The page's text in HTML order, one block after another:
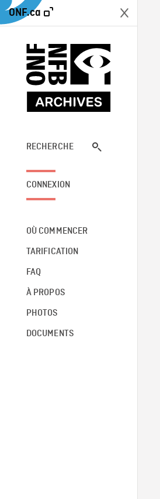
ONF.ca
RECHERCHE
CONNEXION
OÙ COMMENCER
TARIFICATION
FAQ
À PROPOS
PHOTOS
DOCUMENTS